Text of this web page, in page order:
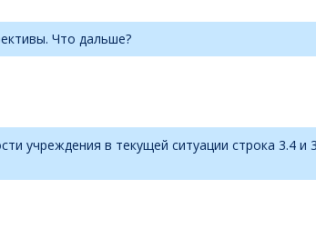
Что дальше?
учреждения в текущей ситуации строка 3.4 и